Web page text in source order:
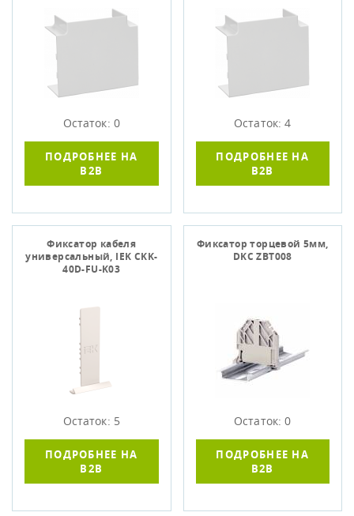
Остаток: 0
ПОДРОБНЕЕ НА
B2B
Остаток: 4
ПОДРОБНЕЕ НА
B2B
Фиксатор кабеля
универсальный, IЕK CKK-
40D-FU-K03
Остаток: 5
ПОДРОБНЕЕ НА
B2B
Фиксатор торцевой 5мм,
DKC ZBT008
Остаток: 0
ПОДРОБНЕЕ НА
B2B